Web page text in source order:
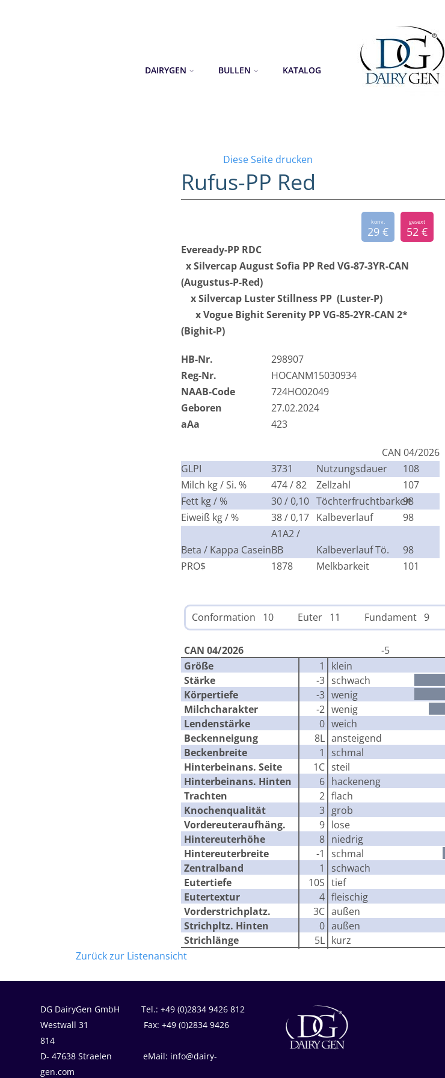
DAIRYGEN BULLEN KATALOG
Diese Seite drucken
Rufus-PP Red
konv.
29 €
gesext
52 €
Eveready-PP RDC
x Silvercap August Sofia PP Red VG-87-3YR-CAN
(Augustus-P-Red)
x Silvercap Luster Stillness PP (Luster-P)
x Vogue Bighit Serenity PP VG-85-2YR-CAN 2*
(Bighit-P)
HB-Nr.
298907
Reg-Nr.
HOCANM15030934
NAAB-Code
724HO02049
Geboren
27.02.2024
aAa
423
CAN 04/2026
GLPI
3731 Nutzungsdauer
108
Milch kg / Si. %
474 / 82 Zellzahl
107
Fett kg / %
30 / 0,10 Töchterfruchtbarkeit
98
Eiweiß kg / %
38 / 0,17 Kalbeverlauf 98
Beta / Kappa Casein
A1A2 /
BB
Kalbeverlauf Tö.
98
PRO$
1878 Melkbarkeit 101
Conformation 10 Euter 11 Fundament 9
CAN 04/2026 -5
Größe
1 klein
Stärke
-3 schwach
Körpertiefe
-3 wenig
Milchcharakter
-2 wenig
Lendenstärke
0 weich
Beckenneigung
8L ansteigend
Beckenbreite
1 schmal
Hinterbeinans. Seite
1C steil
Hinterbeinans. Hinten
6 hackeneng
Trachten
2 flach
Knochenqualität
3 grob
Vordereuteraufhäng.
9 lose
Hintereuterhöhe
8 niedrig
Hintereuterbreite
-1 schmal
Zentralband
1 schwach
Eutertiefe
10S tief
Eutertextur
4 fleischig
Vorderstrichplatz.
3C außen
Strichpltz. Hinten
0 außen
Strichlänge
5L kurz
Zurück zur Listenansicht
DG DairyGen GmbH Tel.: +49 (0)2834 9426 812
Westwall 31 Fax: +49 (0)2834 9426
814
D- 47638 Straelen eMail: info@dairy-
gen.com